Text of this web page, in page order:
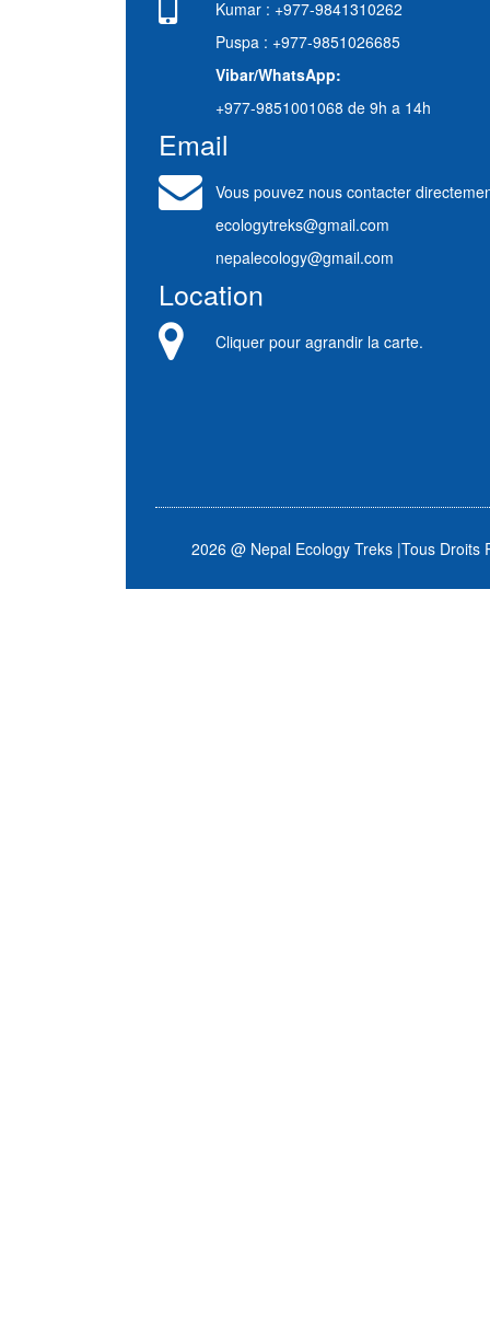
Kumar : +977-9841310262
Puspa : +977-9851026685
Vibar/WhatsApp:
+977-9851001068 de 9h a 14h
Email
Vous pouvez nous contacter
ecologytreks@gmail.com
nepalecology@gmail.com
Location
Cliquer pour agrandir la carte.
2026 @ Nepal Ecology Treks |Tous Droits